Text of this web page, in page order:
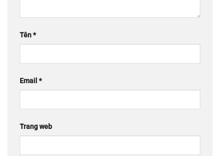
Tên*
Email *
Trang web